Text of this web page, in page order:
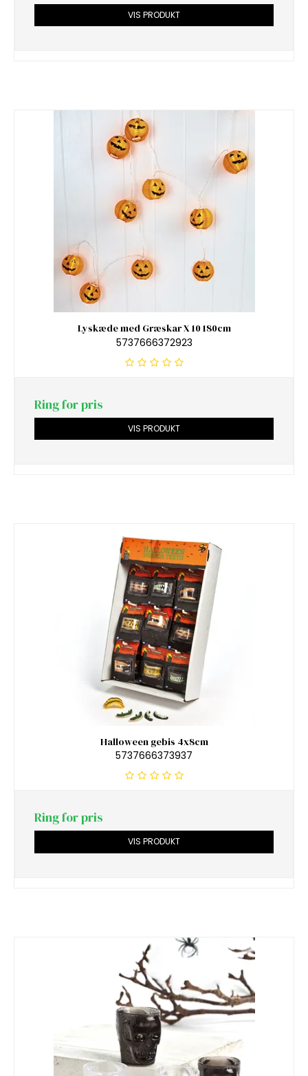
VIS PRODUKT
Lyskæde med Græskar X 10 180cm
5737666372923
Ring for pris
VIS PRODUKT
Halloween gebis 4x8cm
5737666373937
Ring for pris
VIS PRODUKT